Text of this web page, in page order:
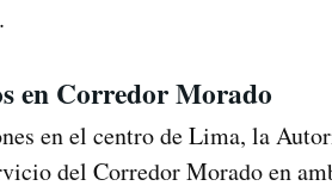
en Corredor Morado
en el centro de Lima, la
del Corredor Morado en